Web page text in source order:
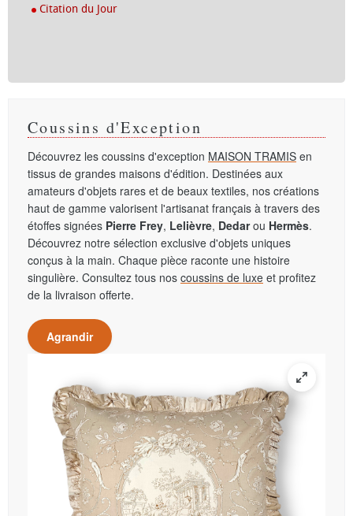
Citation du Jour
Coussins d'Exception
Découvrez les coussins d'exception MAISON TRAMIS en
tissus de grandes maisons d'édition. Destinées aux
amateurs d'objets rares et de beaux textiles, nos créations
haut de gamme valorisent l'artisanat français à travers des
étoffes signées Pierre Frey, Lelièvre, Dedarou Hermès.
Découvrez notre sélection exclusive d'objets uniques
conçus à la main. Chaque pièce raconte une histoire
singulière. Consultez tous nos coussins de luxe et profitez
de la livraison offerte.
Agrandir